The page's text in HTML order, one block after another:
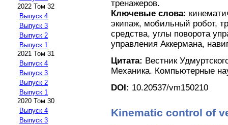
2022 Том 32
Выпуск 4
Выпуск 3
Выпуск 2
Выпуск 1
2021 Том 31
Выпуск 4
Выпуск 3
Выпуск 2
Выпуск 1
2020 Том 30
Выпуск 4
Выпуск 3
тренажеров.
Ключевые слова:
экипаж, мобильный робот,
средства, углы поворота
управления Аккермана,
Цитата: Вестник
Механика. Компьютерные
DOI: 10.20537/vm150210
Kinematic control of